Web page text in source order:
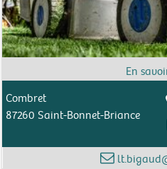
Combret
87260 Saint-Bonnet-Briance